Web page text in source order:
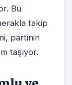
Bu
takip
partinin
taşıyor.